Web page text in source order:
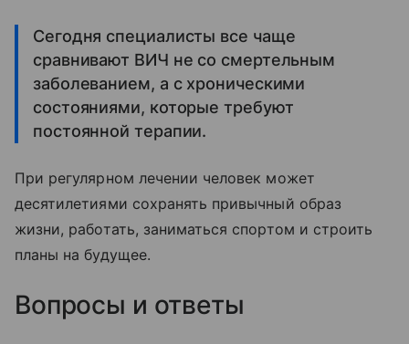
Сегодня специалисты все чаще
сравнивают ВИЧ не со смертельным
заболеванием, а с хроническими
состояниями, которые требуют
постоянной терапии.
При регулярном лечении человек может
десятилетиями сохранять привычный образ
жизни, работать, заниматься спортом и строить
планы на будущее.
Вопросы и ответы